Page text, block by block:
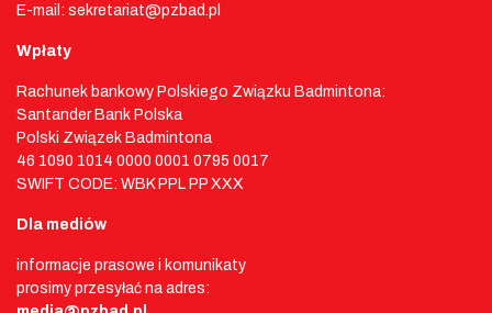
E-mail: sekretariat@pzbad.pl
Wpłaty
Rachunek bankowy Polskiego Związku Badmintona:
Santander Bank Polska
Polski Związek Badmintona
46 1090 1014 0000 0001 0795 0017
SWIFT CODE: WBK PPL PP XXX
Dla mediów
informacje prasowe i komunikaty
prosimy przesyłać na adres: